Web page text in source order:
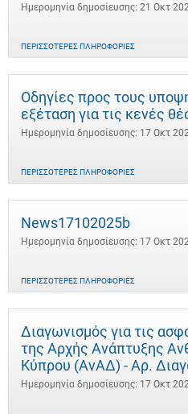
Ημερομηνία δημοσίευσης: 21 Οκτ
ΠΕΡΙΣΣΌΤΕΡΕΣ ΠΛΗΡΟΦΟΡΊΕΣ
Οδηγίες προς τους
εξέταση για τις κενές
Ημερομηνία δημοσίευσης: 17 Οκτ
ΠΕΡΙΣΣΌΤΕΡΕΣ ΠΛΗΡΟΦΟΡΊΕΣ
News17102025b
Ημερομηνία δημοσίευσης: 17 Οκτ
ΠΕΡΙΣΣΌΤΕΡΕΣ ΠΛΗΡΟΦΟΡΊΕΣ
Διαγωνισμός για τις
της Αρχής Ανάπτυξης
Κύπρου (ΑνΑΔ) - Αρ.
Ημερομηνία δημοσίευσης: 17 Οκτ